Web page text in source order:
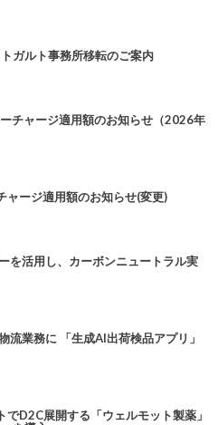
ガルト事務所移転のご案内
チャージ適用額のお知らせ（2026年
ージ適用額のお知らせ(変更)
を活用し、カーボンニュートラル実
流業務に 「生成AI出荷検品アプリ」
でD2C展開する「ウェルモット製薬」